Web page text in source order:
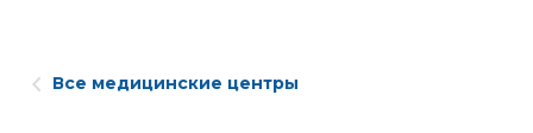
Все медицинские центры